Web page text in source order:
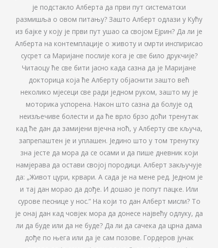
је подстакло Алберта да први пут систематски
размишља о овом питању? Зашто Алберт одлази у Кућу
из бајке у коју је први пут ушао са својом Ејрин? Да ли је
Алберта на контемплације о животу и смрти инспирисао
сусрет са Маријане послије кога је све било друкчије?
Читаоцу ће све бити јасно када сазна да је Маријане
докторица која ће Алберту објаснити зашто већ
неколико мјесеци све ради једном руком, зашто му је
моторика успорена. Након што сазна да болује од
неизљечиве болести и да ће врло брзо доћи тренутак
кад ће дан да замијени вјечна ноћ, у Алберту све кључа,
запрепаштен је и уплашен. Једино што у том тренутку
зна јесте да мора да се осами и да пише дневник који
намјерава да остави својој породици. Алберт закључује
да: „Живот цури, крвари. А сада је на мене ред. Једном је
и тај дан морао да дође. И дошао је попут пацке. Или
сурове песнице у нос.” На који то дан Алберт мисли? То
је онај дан кад човјек мора да донесе највећу одлуку, да
ли да буде или да не буде? Да ли да сачека да црна дама
дође по њега или да је сам позове. Гордеров јунак